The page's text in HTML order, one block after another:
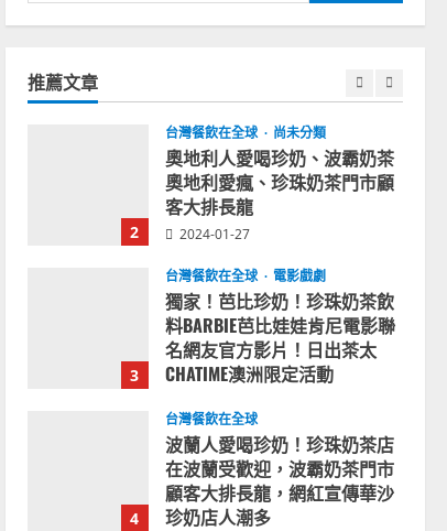
關
字:
推薦文章
2
台灣餐飲在全球 尚未分類
奧地利人愛喝珍奶、波霸奶茶
奧地利愛瘋、珍珠奶茶門市顧
客大排長龍
2024-01-27
3
台灣餐飲在全球 電影戲劇
獨家！芭比珍奶！珍珠奶茶飲
料BARBIE芭比娃娃肯尼電影聯
名網友官方影片！日出茶太
CHATIME澳洲限定活動
4
台灣餐飲在全球
波蘭人愛喝珍奶！珍珠奶茶店
在波蘭受歡迎，波霸奶茶門市
顧客大排長龍，網紅宣傳華沙
珍奶店人潮多